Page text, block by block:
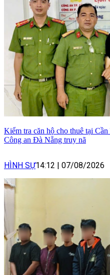
Kiểm tra căn hộ cho thuê tại
Công an Đà Nẵng truy nã
HÌNH SỰ14:12 | 07/08/2026